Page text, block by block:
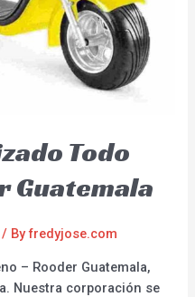
Todo
Guatemala
/ Byfredyjose.com
– Rooder Guatemala,
Nuestra corporación se